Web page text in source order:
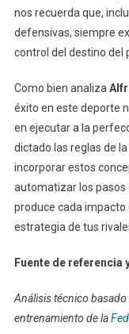
nos recuerda que,
defensivas, siempre
control del destino del
Como bien analiza
éxito en este deporte
en ejecutar a la
dictado las reglas de
incorporar estos
automatizar los pasos
produce cada impacto
estrategia de tus
Fuente de referencia
Análisis técnico
entrenamiento de la